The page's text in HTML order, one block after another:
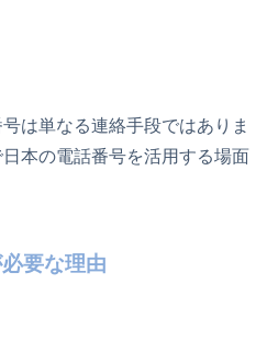
は単なる連絡手段ではありま
本の電話番号を活用する場面
要な理由